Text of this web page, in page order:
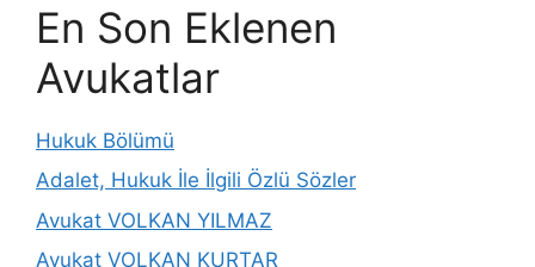
En Son Eklenen
Avukatlar
Hukuk Bölümü
Adalet, Hukuk İle İlgili Özlü Sözler
Avukat VOLKAN YILMAZ
Avukat VOLKAN KURTAR